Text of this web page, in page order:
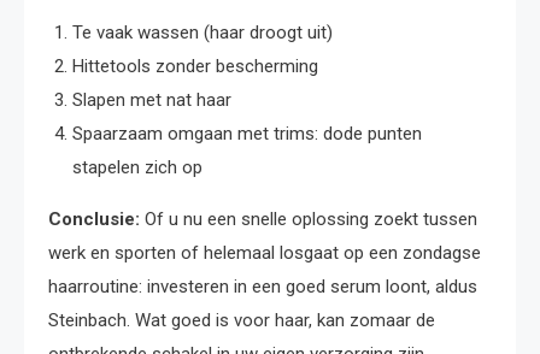
Te vaak wassen (haar droogt uit)
Hittetools zonder bescherming
Slapen met nat haar
Spaarzaam omgaan met trims: dode punten
stapelen zich op
Conclusie: Of u nu een snelle oplossing zoekt tussen
werk en sporten of helemaal losgaat op een zondagse
haarroutine: investeren in een goed serum loont, aldus
Steinbach. Wat goed is voor haar, kan zomaar de